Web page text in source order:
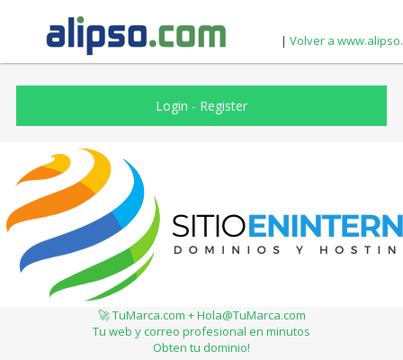
| Volver a
Login - Register
🚀 TuMarca.com + Hola@TuMarca.com
Tu web y correo profesional en minutos
Obten tu dominio!